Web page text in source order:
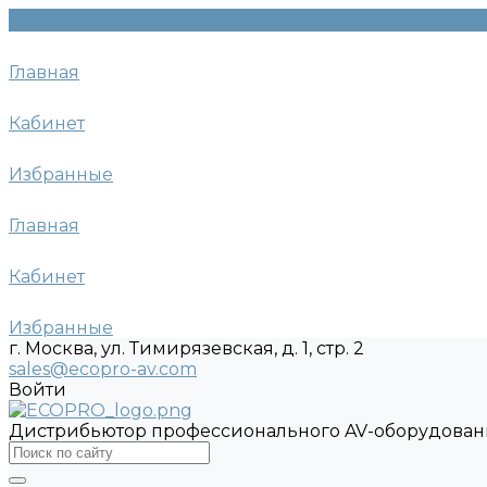
Главная
Кабинет
Избранные
Главная
Кабинет
Избранные
г. Москва, ул. Тимирязевская, д. 1, стр. 2
sales@ecopro-av.com
Войти
Дистрибьютор профессионального AV-